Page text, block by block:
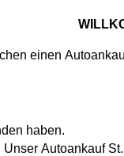
einen
haben.
Unser Autoankauf